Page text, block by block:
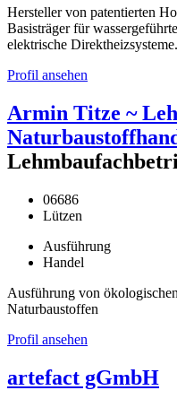
Hersteller von patentierten
Basisträger für
elektrische Direktheizsysteme.
Profil ansehen
Armin Titze ~
06686
Lützen
Ausführung
Handel
Ausführung von
Naturbaustoffen
Profil ansehen
artefact gGmbH